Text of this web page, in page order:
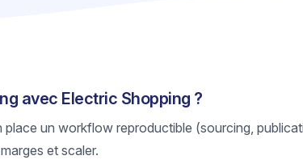
avec Electric Shopping ?
place un workflow reproductible (sourcing,
et scaler.